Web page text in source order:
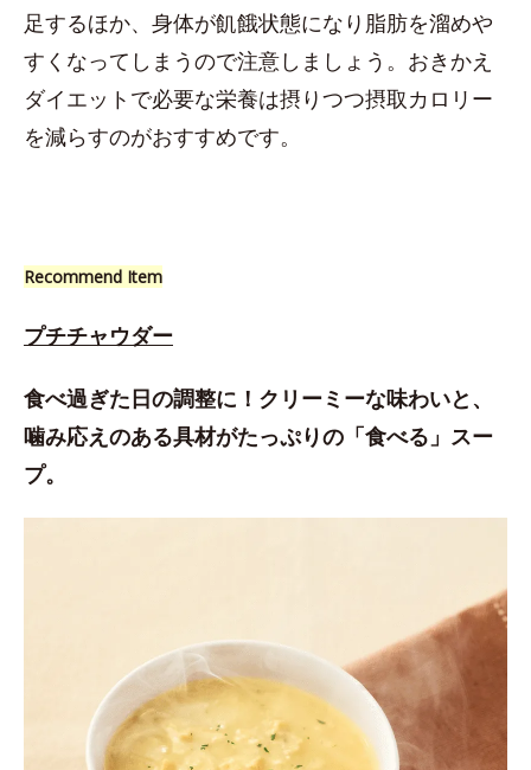
足するほか、身体が飢餓状態になり脂肪を溜めや
すくなってしまうので注意しましょう。おきかえ
ダイエットで必要な栄養は摂りつつ摂取カロリー
を減らすのがおすすめです。
Recommend Item
プチチャウダー
食べ過ぎた日の調整に！クリーミーな味わいと、
噛み応えのある具材がたっぷりの「食べる」スー
プ。